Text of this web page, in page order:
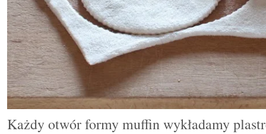
Każdy otwór formy muffin wykładamy